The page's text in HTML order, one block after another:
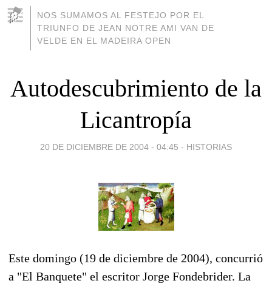
NOS SUMAMOS AL FESTEJO POR EL
TRIUNFO DE JEAN NOTRE AMI VAN DE
VELDE EN EL MADEIRA OPEN
Autodescubrimiento de la
Licantropía
20 DE DICIEMBRE DE 2004 - 04:45 - HISTORIAS
Este domingo (19 de diciembre de 2004), concurrió
a "El Banquete" el escritor Jorge Fondebrider. La